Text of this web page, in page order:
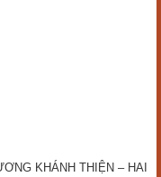
KHÁNH THIỆN – HAI